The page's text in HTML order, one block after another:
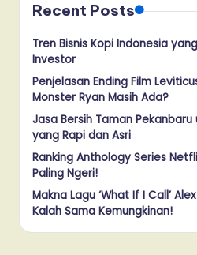
Recent Posts
Tren Bisnis Kopi Indonesia
Investor
Penjelasan Ending Film
Monster Ryan Masih Ada?
Jasa Bersih Taman
yang Rapi dan Asri
Ranking Anthology Series
Paling Ngeri!
Makna Lagu ‘What If I Call’
Kalah Sama Kemungkinan!